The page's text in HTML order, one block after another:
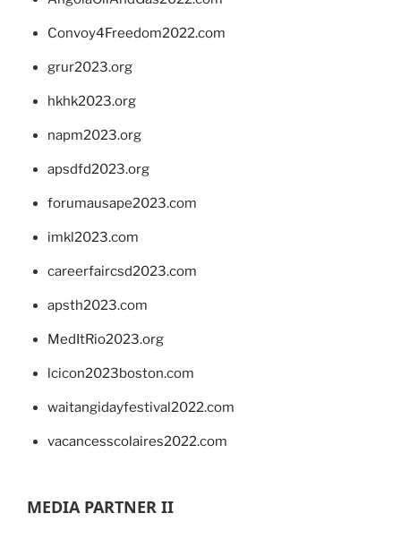
Convoy4Freedom2022.com
grur2023.org
hkhk2023.org
napm2023.org
apsdfd2023.org
forumausape2023.com
imkl2023.com
careerfaircsd2023.com
apsth2023.com
MedItRio2023.org
lcicon2023boston.com
waitangidayfestival2022.com
vacancesscolaires2022.com
MEDIA PARTNER II